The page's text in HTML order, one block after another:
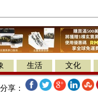
生活 文化
享：